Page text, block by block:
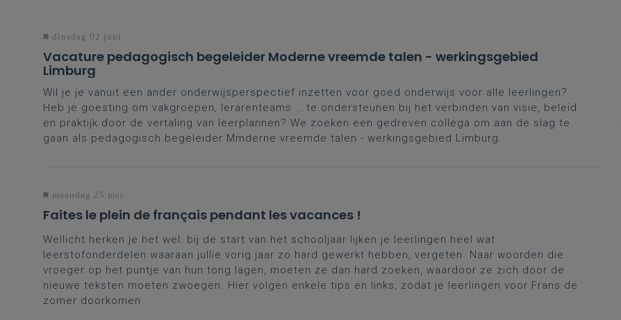
dinsdag 02 juni
Vacature pedagogisch begeleider Moderne vreemde talen - werkingsgebied
Limburg
Wil je je vanuit een ander onderwijsperspectief inzetten voor goed onderwijs voor alle leerlingen?
Heb je goesting om vakgroepen, lerarenteams … te ondersteunen bij het verbinden van visie, beleid
en praktijk door de vertaling van leerplannen? We zoeken een gedreven collega om aan de slag te
gaan als pedagogisch begeleider Mmderne vreemde talen - werkingsgebied Limburg.
maandag 25 mei
Faites le plein de français pendant les vacances !
Wellicht herken je het wel: bij de start van het schooljaar lijken je leerlingen heel wat
leerstofonderdelen waaraan jullie vorig jaar zo hard gewerkt hebben, vergeten. Naar woorden die
vroeger op het puntje van hun tong lagen, moeten ze dan hard zoeken, waardoor ze zich door de
nieuwe teksten moeten zwoegen. Hier volgen enkele tips en links, zodat je leerlingen voor Frans de
zomer doorkomen.